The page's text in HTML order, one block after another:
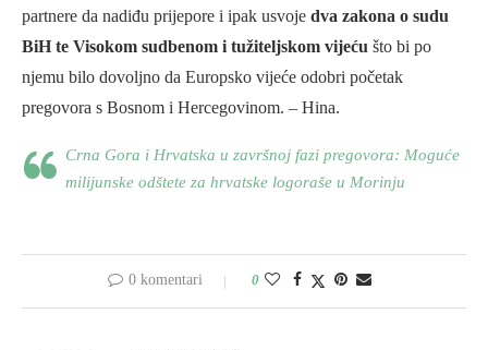
partnere da nadiđu prijepore i ipak usvoje dva zakona o sudu
BiH te Visokom sudbenom i tužiteljskom vijeću što bi po
njemu bilo dovoljno da Europsko vijeće odobri početak
pregovora s Bosnom i Hercegovinom. – Hina.
Crna Gora i Hrvatska u završnoj fazi pregovora: Moguće
milijunske odštete za hrvatske logoraše u Morinju
0 komentari 0